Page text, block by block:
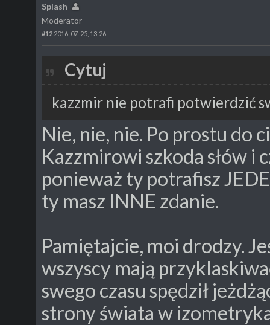
Splash
Moderator
#12 2016-07-25, 13:26
Cytuj
kazzmir nie potrafi potwierdzić
Nie, nie, nie. Po prostu do
Kazzmirowi szkoda słów i
ponieważ ty potrafisz
ty masz INNE zdanie.
Pamiętajcie, moi drodzy.
wszyscy mają
swego czasu spędził
strony świata w